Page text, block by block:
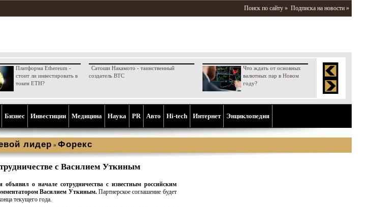
Поиск по сайту » Подписка на новости »
Платформа Ethereum -
стоит ли инвестировать в
токен ETH?
Сатоши Накамото - таинственный
создатель BTC
Что ждать от основных
валютных пар в Новом
году?
Бизнес Инвестиции Медицина Наука PR Aвто Hi-tech Интернет Энциклопедия
лидер » Форекс
с Василием Уткиным
объявил о начале сотрудничества с известным российским
Василием Уткиным. Партнерское соглашение будет
текущего года.